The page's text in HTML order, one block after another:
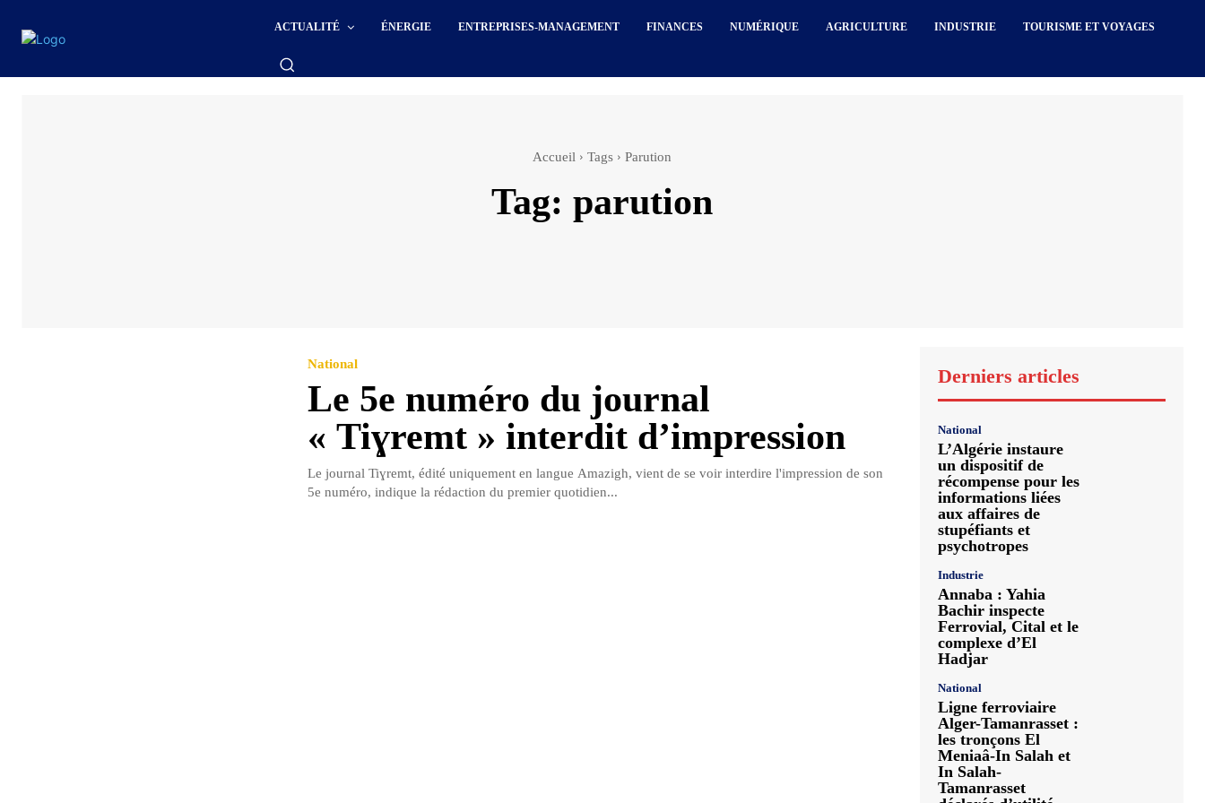
ACTUALITÉ ÉNERGIE ENTREPRISES-MANAGEMENT FINANCES NUMÉRIQUE AGRICULTURE INDUSTRIE TOURISME ET VOYAGES
Accueil Tags Parution
Tag: parution
National
Le 5e numéro du journal
« Tiɣremt » interdit d’impression
Le journal Tiɣremt, édité uniquement en langue Amazigh, vient de se voir interdire l'impression de son
5e numéro, indique la rédaction du premier quotidien...
Derniers articles
National
L’Algérie instaure
un dispositif de
récompense pour les
informations liées
aux affaires de
stupéfiants et
psychotropes
Industrie
Annaba : Yahia
Bachir inspecte
Ferrovial, Cital et le
complexe d’El
Hadjar
National
Ligne ferroviaire
Alger-Tamanrasset :
les tronçons El
Meniaâ-In Salah et
In Salah-
Tamanrasset